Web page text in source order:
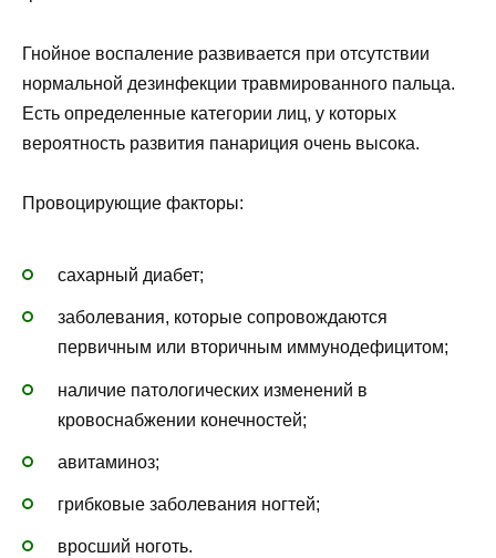
Гнойное воспаление развивается при отсутствии
нормальной дезинфекции травмированного пальца.
Есть определенные категории лиц, у которых
вероятность развития панариция очень высока.
Провоцирующие факторы:
сахарный диабет;
заболевания, которые сопровождаются
первичным или вторичным иммунодефицитом;
наличие патологических изменений в
кровоснабжении конечностей;
авитаминоз;
грибковые заболевания ногтей;
вросший ноготь.